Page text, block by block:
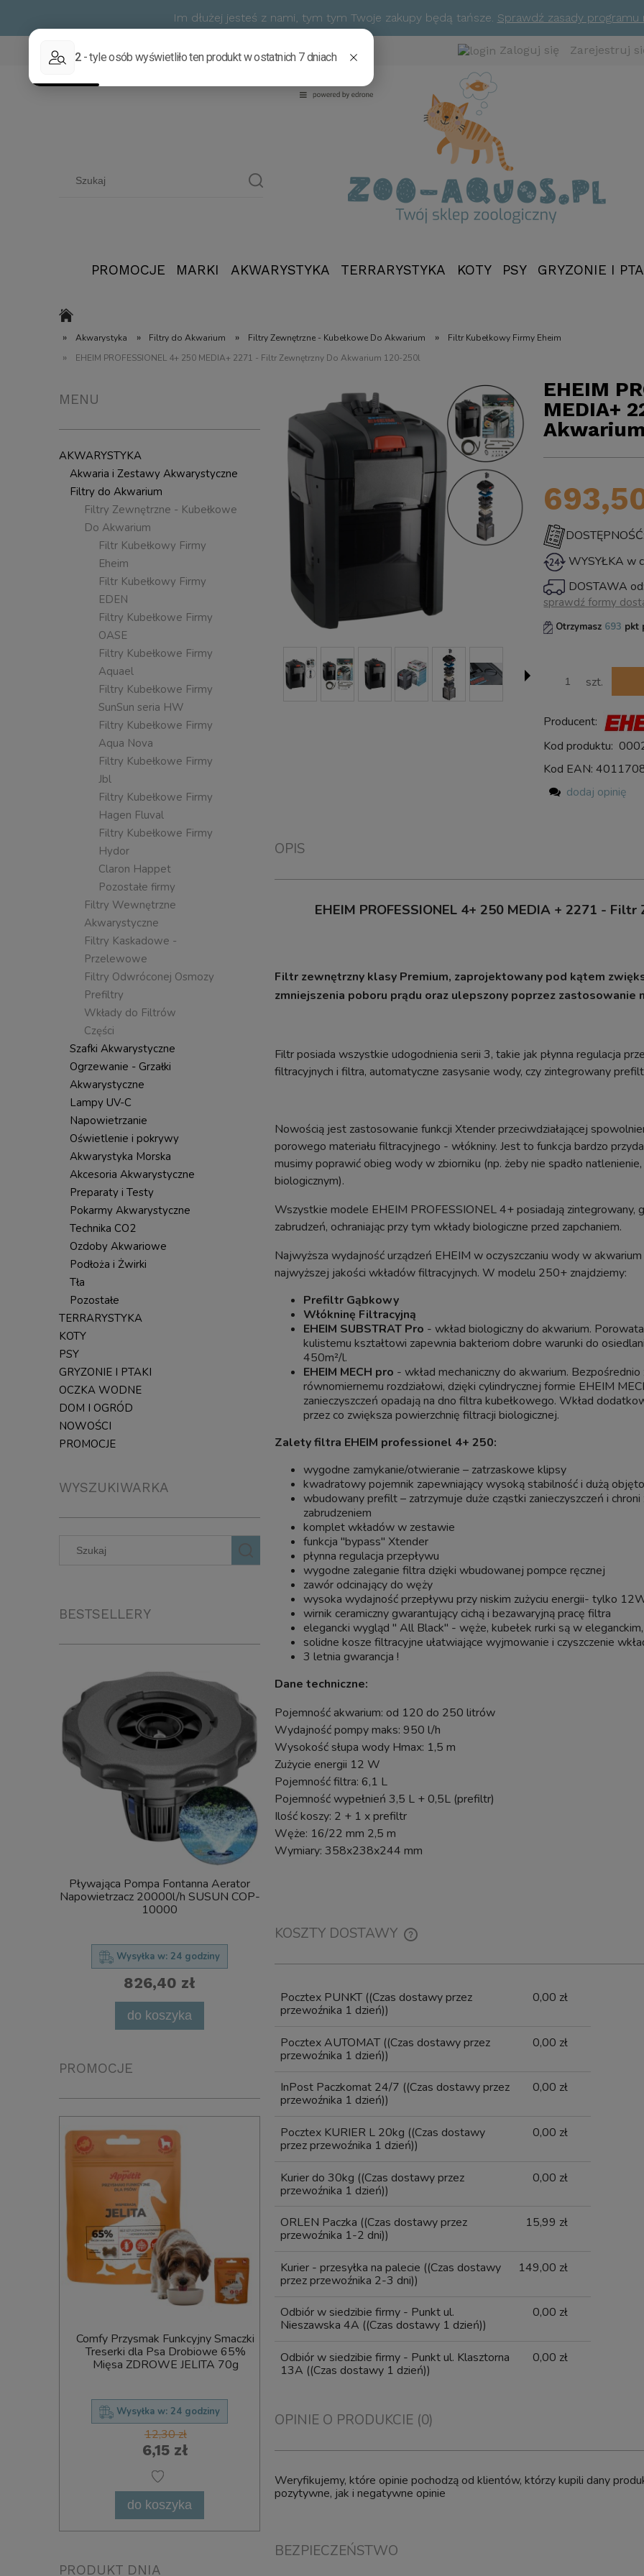
Im dłużej jesteś z nami, tym tym Twoje zakupy będą tańsze. Sprawdź zasady programu
Zaloguj się Zarejestruj
PROMOCJE MARKI AKWARYSTYKA TERRARYSTYKA KOTY PSY GRYZONIE I
» Akwarystyka » Filtry do Akwarium » Filtry Zewnętrzne - Kubełkowe Do Akwarium » Filtr Kubełkowy Firmy Eheim
» EHEIM PROFESSIONEL 4+ 250 MEDIA+ 2271 - Filtr Zewnętrzny Do Akwarium 120-250l
MENU
AKWARYSTYKA
Akwaria i Zestawy Akwarystyczne
Filtry do Akwarium
Filtry Zewnętrzne - Kubełkowe
Do Akwarium
Filtr Kubełkowy Firmy
Eheim
Filtr Kubełkowy Firmy
EDEN
Filtry Kubełkowe Firmy
OASE
Filtry Kubełkowe Firmy
Aquael
Filtry Kubełkowe Firmy
SunSun seria HW
Filtry Kubełkowe Firmy
Aqua Nova
Filtry Kubełkowe Firmy
Jbl
Filtry Kubełkowe Firmy
Hagen Fluval
Filtry Kubełkowe Firmy
Hydor
Claron Happet
Pozostałe firmy
Filtry Wewnętrzne
Akwarystyczne
Filtry Kaskadowe -
Przelewowe
Filtry Odwróconej Osmozy
Prefiltry
Wkłady do Filtrów
Części
Szafki Akwarystyczne
Ogrzewanie - Grzałki
Akwarystyczne
Lampy UV-C
Napowietrzanie
Oświetlenie i pokrywy
Akwarystyka Morska
Akcesoria Akwarystyczne
Preparaty i Testy
Pokarmy Akwarystyczne
Technika CO2
Ozdoby Akwariowe
Podłoża i Żwirki
Tła
Pozostałe
TERRARYSTYKA
KOTY
PSY
GRYZONIE I PTAKI
OCZKA WODNE
DOM I OGRÓD
NOWOŚCI
PROMOCJE
WYSZUKIWARKA
BESTSELLERY
Pływająca Pompa Fontanna Aerator
Napowietrzacz 20000l/h SUSUN COP-
10000
Wysyłka w: 24 godziny
826,40 zł
do koszyka
6000L
powiadom o dostępności
PROMOCJE
Comfy Przysmak Funkcyjny Smaczki
Treserki dla Psa Drobiowe 65%
Mięsa ZDROWE JELITA 70g
Wysyłka w: 24 godziny
12,30 zł
6,15 zł
do koszyka
Treserki Ciasteczka Miętowe na
Oddech dla Psów 1kg Art. 33
Wysyłka w: 24 godziny
12,49 zł
Spacerowy Smaczki Snacki dla
Łososiem 150g
5,00 zł
PRODUKT DNIA
EHEIM
MEDIA+
WYSYŁKA w
DOSTAWA od:
płatności
sprawdź formy
Otrzymasz 693 pkt
szt.
Producent:
Kod produktu:
Kod EAN:
dodaj opinię
OPIS
EHEIM PROFESSIONEL 4+ 250 MEDIA + 2271 -
Filtr zewnętrzny klasy Premium, zaprojektowany pod kątem
zmniejszenia poboru prądu oraz ulepszony poprzez zastosowanie
Filtr posiada wszystkie udogodnienia serii 3, takie jak płynna regulacja
filtracyjnych i filtra, automatyczne zasysanie wody, czy zintegrowany
Nowością jest zastosowanie funkcji Xtender przeciwdziałającej
porowego materiału filtracyjnego - włókniny. Jest to funkcja bardzo
musimy poprawić obieg wody w zbiorniku (np. żeby nie spadło
biologicznym).
Wszystkie modele EHEIM PROFESSIONEL 4+ posiadają zintegrowany,
zabrudzeń, ochraniając przy tym wkłady biologiczne przed zapchaniem.
Najwyższa wydajność urządzeń EHEIM w oczyszczaniu wody w
najwyższej jakości wkładów filtracyjnych. W modelu 250+ znajdziemy:
Prefiltr Gąbkowy
Włókninę Filtracyjną
EHEIM SUBSTRAT Pro - wkład biologiczny do akwarium.
kulistemu kształtowi zapewnia bakteriom dobre warunki do
450m²/l.
EHEIM MECH pro - wkład mechaniczny do akwarium.
równomiernemu rozdziałowi, dzięki cylindrycznej formie EHEIM
zanieczyszczeń opadają na dno filtra kubełkowego. Wkład
przez co zwiększa powierzchnię filtracji biologicznej.
Zalety filtra EHEIM professionel 4+ 250:
wygodne zamykanie/otwieranie – zatrzaskowe klipsy
kwadratowy pojemnik zapewniający wysoką stabilność i dużą
wbudowany prefilt – zatrzymuje duże cząstki zanieczyszczeń i
zabrudzeniem
komplet wkładów w zestawie
funkcja "bypass" Xtender
płynna regulacja przepływu
wygodne zaleganie filtra dzięki wbudowanej pompce ręcznej
zawór odcinający do węży
wysoka wydajność przepływu przy niskim zużyciu energii- tylko
wirnik ceramiczny gwarantujący cichą i bezawaryjną pracę filtra
elegancki wygląd " All Black" - węże, kubełek rurki są w
solidne kosze filtracyjne ułatwiające wyjmowanie i czyszczenie
3 letnia gwarancja !
Dane techniczne:
Pojemność akwarium: od 120 do 250 litrów
Wydajność pompy maks: 950 l/h
Wysokość słupa wody Hmax: 1,5 m
Zużycie energii 12 W
Pojemność filtra: 6,1 L
Pojemność wypełnień 3,5 L + 0,5L (prefiltr)
Ilość koszy: 2 + 1 x prefiltr
Węże: 16/22 mm 2,5 m
Wymiary: 358x238x244 mm
KOSZTY DOSTAWY
Pocztex PUNKT ((Czas dostawy przez
przewoźnika 1 dzień))
0,00 zł
Pocztex AUTOMAT ((Czas dostawy przez
przewoźnika 1 dzień))
0,00 zł
InPost Paczkomat 24/7 ((Czas dostawy przez
przewoźnika 1 dzień))
0,00 zł
Pocztex KURIER L 20kg ((Czas dostawy
przez przewoźnika 1 dzień))
0,00 zł
Kurier do 30kg ((Czas dostawy przez
przewoźnika 1 dzień))
0,00 zł
ORLEN Paczka ((Czas dostawy przez
przewoźnika 1-2 dni))
15,99 zł
Kurier - przesyłka na palecie ((Czas dostawy
przez przewoźnika 2-3 dni))
149,00 zł
Odbiór w siedzibie firmy - Punkt ul.
Nieszawska 4A ((Czas dostawy 1 dzień))
0,00 zł
Odbiór w siedzibie firmy - Punkt ul. Klasztorna
13A ((Czas dostawy 1 dzień))
0,00 zł
OPINIE O PRODUKCIE (0)
Weryfikujemy, które opinie pochodzą od klientów, którzy kupili dany
pozytywne, jak i negatywne opinie
BEZPIECZEŃSTWO